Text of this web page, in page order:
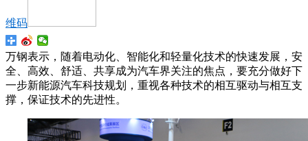
维码
万钢表示，随着电动化、智能化和轻量化技术的快速发展，安
全、高效、舒适、共享成为汽车界关注的焦点，要充分做好下
一步新能源汽车科技规划，重视各种技术的相互驱动与相互支
撑，保证技术的先进性。